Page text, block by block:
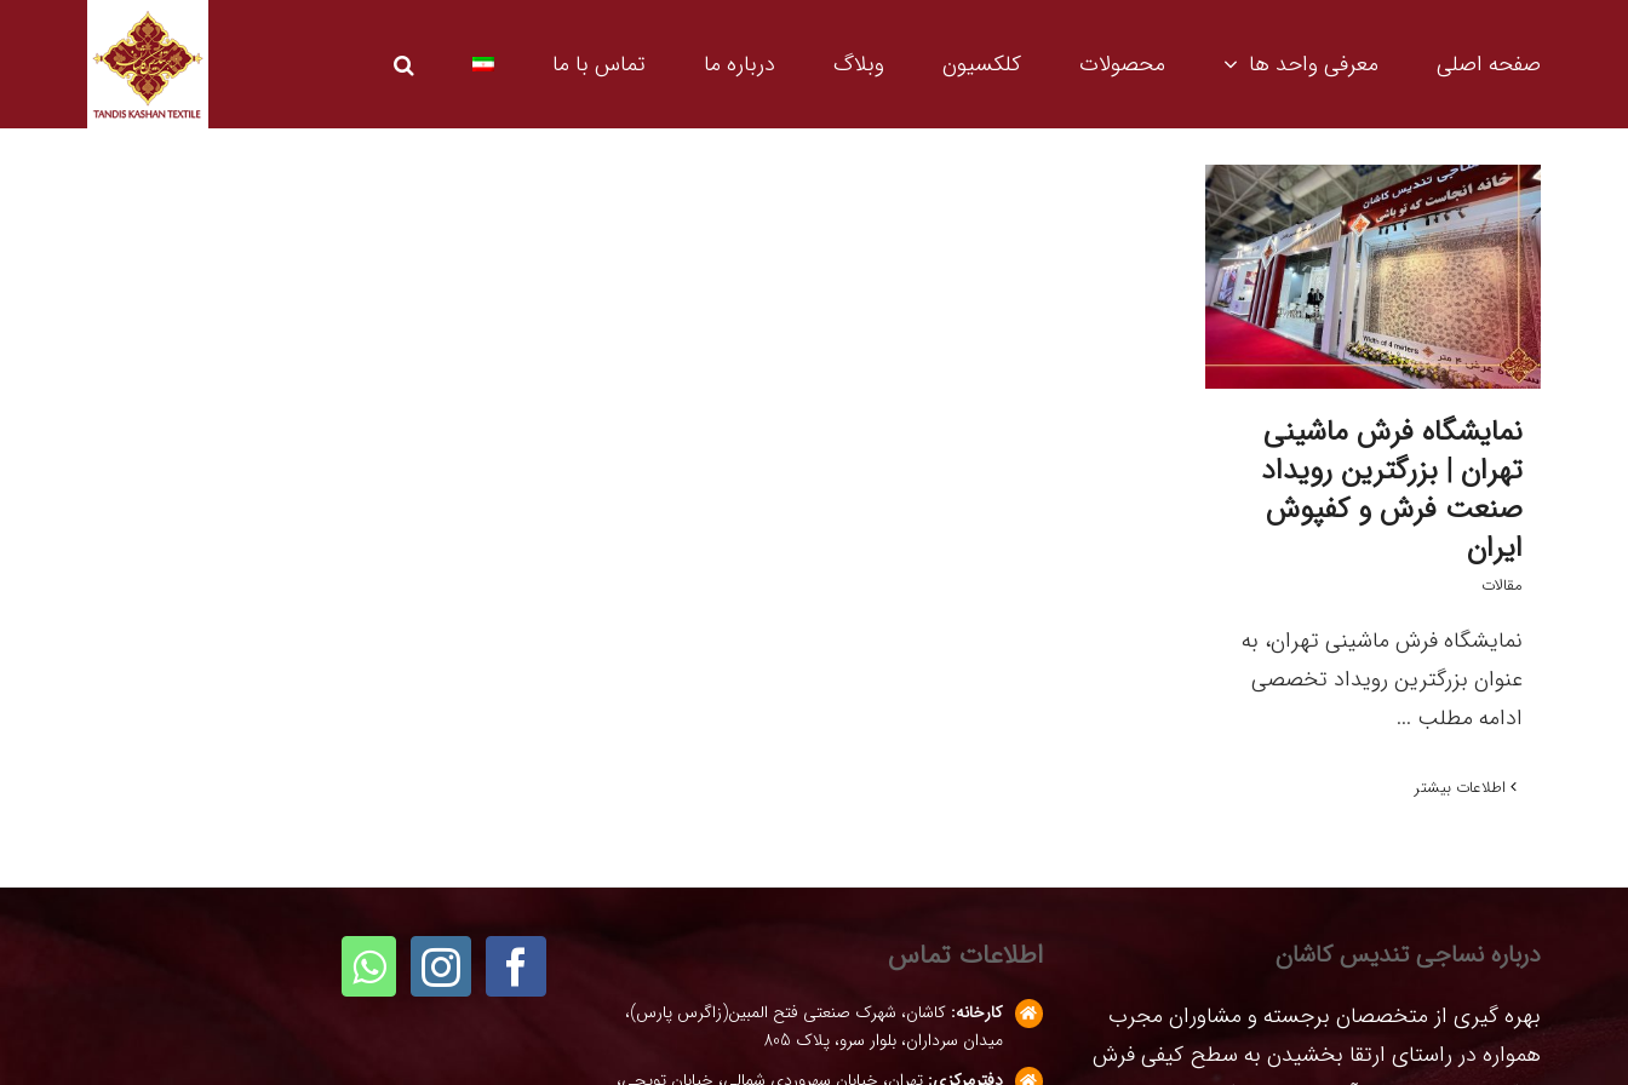
صفحه اصلی معرفی واحد ها محصولات کلکسیون وبلاگ درباره ما تماس با ما
نمایشگاه فرش ماشینی
تهران | بزرگترین رویداد
صنعت فرش و کفپوش
ایران
مقالات
نمایشگاه فرش ماشینی تهران، به
عنوان بزرگترین رویداد تخصصی
ادامه مطلب ...
اطلاعات بیشتر
درباره نساجی تندیس کاشان
بهره گیری از متخصصان برجسته و مشاوران مجرب
همواره در راستای ارتقا بخشیدن به سطح کیفی فرش
اطلاعات تماس
کارخانه: کاشان، شهرک صنعتی فتح المبین(زاگرس پارس)،
میدان سرداران، بلوار سرو، پلاک 805